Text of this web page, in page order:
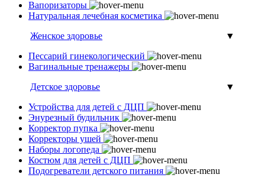
Вапоризаторы
Натуральная лечебная косметика
Женское здоровье
▼
Пессарий гинекологический
Вагинальные тренажеры
Детское здоровье
▼
Устройства для детей с ДЦП
Энурезный будильник
Корректор пупка
Корректоры ушей
Наборы логопеда
Костюм для детей с ДЦП
Подогреватели детского питания